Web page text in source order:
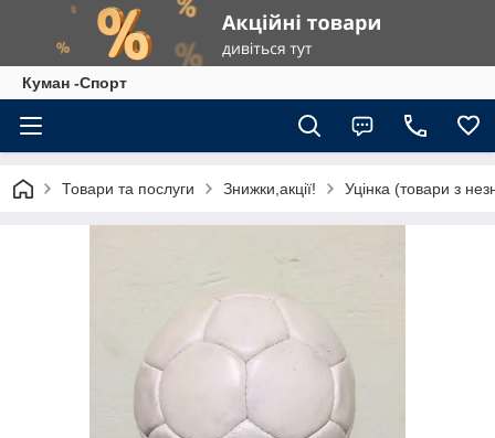
Куман -Спорт
Товари та послуги Знижки,акції! Уцінка (товари з